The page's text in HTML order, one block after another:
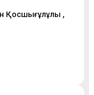
Қосшығұлұлы ,